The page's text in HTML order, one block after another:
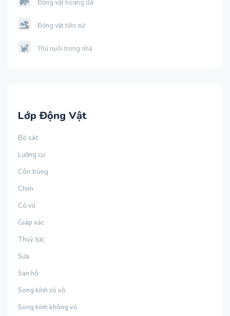
Động vật hoang dã
Động vật tiền sử
Thú nuôi trong nhà
Lớp Động Vật
Bò sát
Lưỡng cư
Côn trùng
Chim
Có vú
Giáp xác
Thuỷ tức
Sứa
San hô
Song kính có vỏ
Song kính không vỏ